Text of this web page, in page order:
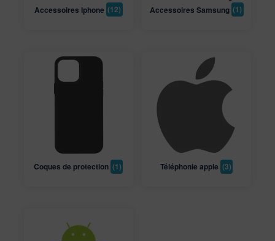
Accessoires Iphone (12) Accessoires Samsung (1)
Coques de protection (1) Téléphonie apple (3)